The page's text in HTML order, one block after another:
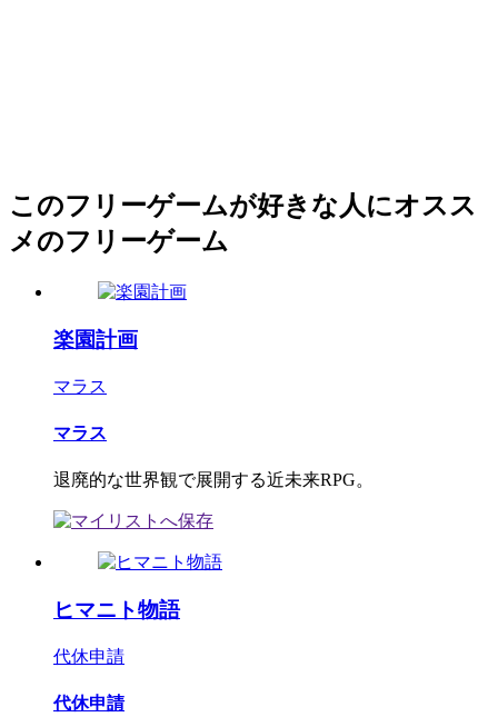
このフリーゲームが好きな人にオスス
メのフリーゲーム
楽園計画
マラス
マラス
退廃的な世界観で展開する近未来RPG。
ヒマニト物語
代休申請
代休申請